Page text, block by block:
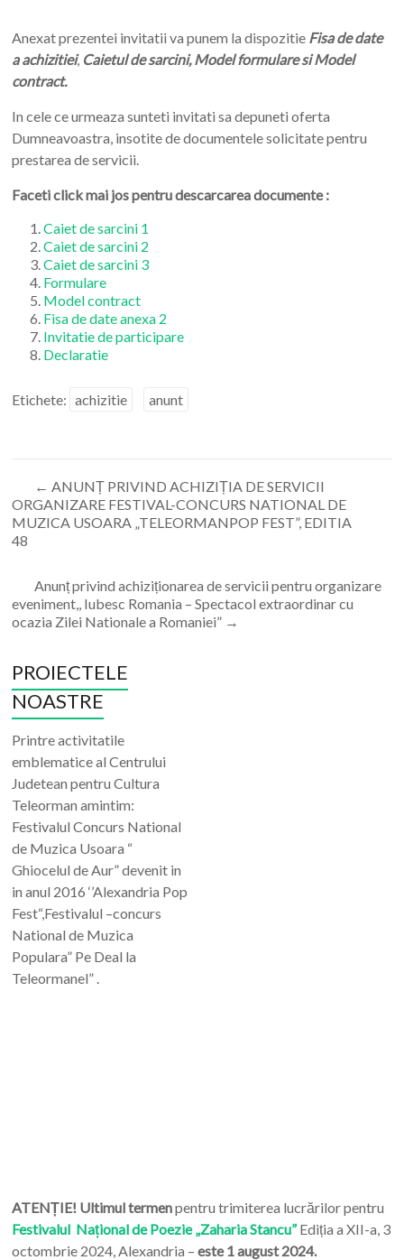
Anexat prezentei invitatii va punem la dispozitie Fisa de date
a achizitiei, Caietul de sarcini, Model formulare si Model
contract.
In cele ce urmeaza sunteti invitati sa depuneti oferta
Dumneavoastra, insotite de documentele solicitate pentru
prestarea de servicii.
Faceti click mai jos pentru descarcarea documente :
Caiet de sarcini 1
Caiet de sarcini 2
Caiet de sarcini 3
Formulare
Model contract
Fisa de date anexa 2
Invitatie de participare
Declaratie
Etichete: achizitie anunt
← ANUNȚ PRIVIND ACHIZIȚIA DE SERVICII
ORGANIZARE FESTIVAL-CONCURS NATIONAL DE
MUZICA USOARA „TELEORMANPOP FEST”, EDITIA
48
Anunț privind achiziționarea de servicii pentru organizare
eveniment,, Iubesc Romania – Spectacol extraordinar cu
ocazia Zilei Nationale a Romaniei” →
PROIECTELE
NOASTRE
Printre activitatile
emblematice al Centrului
Judetean pentru Cultura
Teleorman amintim:
Festivalul Concurs National
de Muzica Usoara “
Ghiocelul de Aur” devenit in
in anul 2016 ‘’Alexandria Pop
Fest“,Festivalul –concurs
National de Muzica
Populara” Pe Deal la
Teleormanel” .
ATENȚIE! Ultimul termenpentru trimiterea lucrărilor pentru
Festivalul Național de Poezie „Zaharia Stancu”Ediția a XII-a, 3
octombrie 2024, Alexandria – este 1 august 2024.